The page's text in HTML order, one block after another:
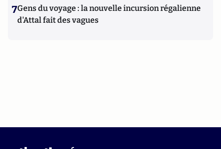
7Gens du voyage : la nouvelle incursion régalienne
d'Attal fait des vagues